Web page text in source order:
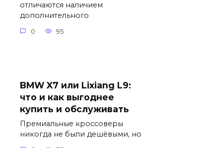
отличаются наличием
дополнительного
0 95
BMW X7 или Lixiang L9:
что и как выгоднее
купить и обслуживать
Премиальные кроссоверы
никогда не были дешёвыми, но